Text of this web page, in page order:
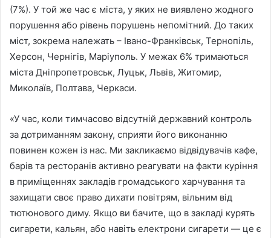
(7%). У той же час є міста, у яких не виявлено жодного
порушення або рівень порушень непомітний. До таких
міст, зокрема належать – Івано-Франківськ, Тернопіль,
Херсон, Чернігів, Маріуполь. У межах 6% тримаються
міста Дніпропетровськ, Луцьк, Львів, Житомир,
Миколаїв, Полтава, Черкаси.
«У час, коли тимчасово відсутній державний контроль
за дотриманням закону, сприяти його виконанню
повинен кожен із нас. Ми закликаємо відвідувачів кафе,
барів та ресторанів активно реагувати на факти куріння
в приміщеннях закладів громадського харчування та
захищати своє право дихати повітрям, вільним від
тютюнового диму. Якщо ви бачите, що в закладі курять
сигарети, кальян, або навіть електрони сигарети — це є